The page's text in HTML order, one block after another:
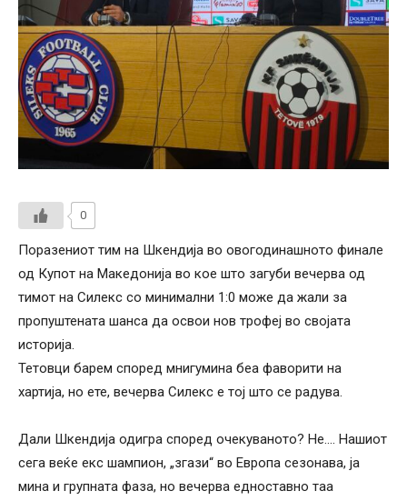
0
Поразениот тим на Шкендија во овогодинашното финале
од Купот на Македонија во кое што загуби вечерва од
тимот на Силекс со минимални 1:0 може да жали за
пропуштената шанса да освои нов трофеј во својата
историја.
Тетовци барем според мнигумина беа фаворити на
хартија, но ете, вечерва Силекс е тој што се радува.
Дали Шкендија одигра според очекуваното? Не…. Нашиот
сега веќе екс шампион, „згази“ во Европа сезонава, ја
мина и групната фаза, но вечерва едноставно таа